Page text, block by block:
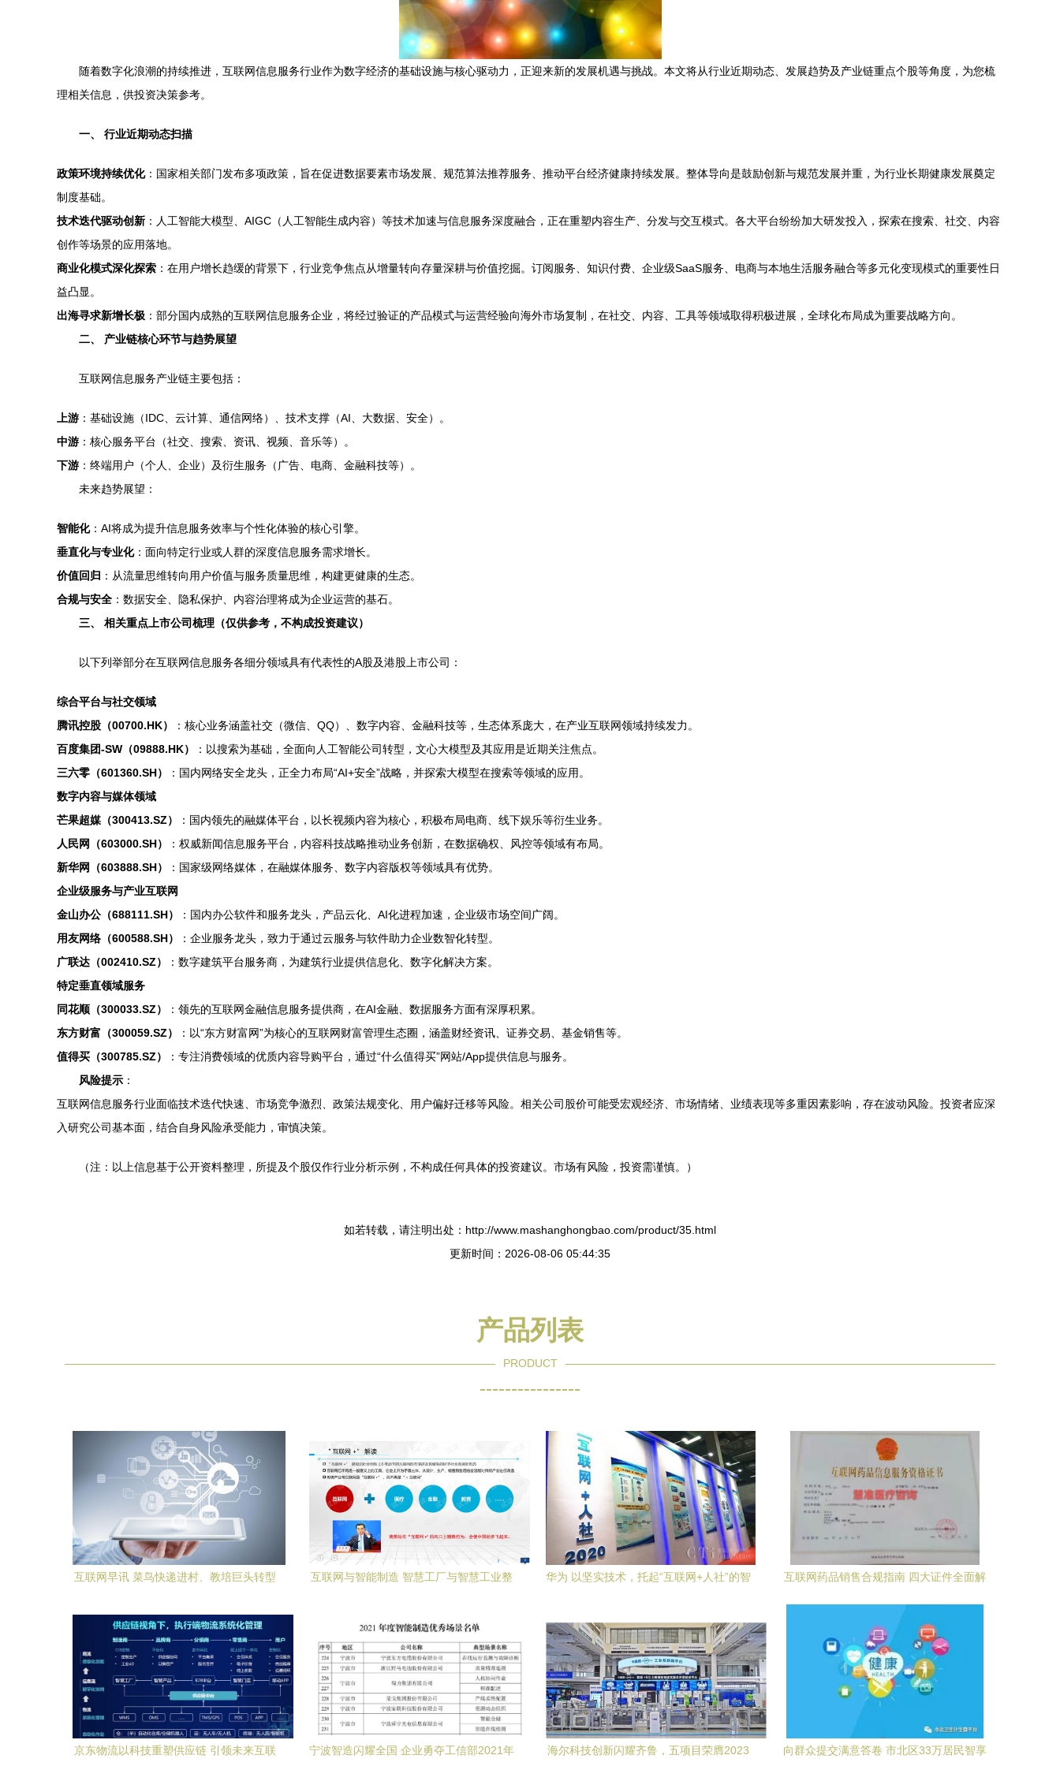
随着数字化浪潮的持续推进，互联网信息服务行业作为数字经济的基础设施与核心驱动力，正迎来新的发展机遇与挑战。本文将从行业近期动态、发展趋势及产业链重点个股等角度，为您梳
理相关信息，供投资决策参考。
一、 行业近期动态扫描
政策环境持续优化：国家相关部门发布多项政策，旨在促进数据要素市场发展、规范算法推荐服务、推动平台经济健康持续发展。整体导向是鼓励创新与规范发展并重，为行业长期健康发展奠定
制度基础。
技术迭代驱动创新 ：人工智能大模型、AIGC（人工智能生成内容）等技术加速与信息服务深度融合，正在重塑内容生产、分发与交互模式。各大平台纷纷加大研发投入，探索在搜索、社交、内容
创作等场景的应用落地。
商业化模式深化探索 ：在用户增长趋缓的背景下，行业竞争焦点从增量转向存量深耕与价值挖掘。订阅服务、知识付费、企业级SaaS服务、电商与本地生活服务融合等多元化变现模式的重要性日
益凸显。
出海寻求新增长极 ：部分国内成熟的互联网信息服务企业，将经过验证的产品模式与运营经验向海外市场复制，在社交、内容、工具等领域取得积极进展，全球化布局成为重要战略方向。
二、 产业链核心环节与趋势展望
互联网信息服务产业链主要包括：
上游 ：基础设施（IDC、云计算、通信网络）、技术支撑（AI、大数据、安全）。
中游 ：核心服务平台（社交、搜索、资讯、视频、音乐等）。
下游 ：终端用户（个人、企业）及衍生服务（广告、电商、金融科技等）。
未来趋势展望：
智能化：AI将成为提升信息服务效率与个性化体验的核心引擎。
垂直化与专业化：面向特定行业或人群的深度信息服务需求增长。
价值回归 ：从流量思维转向用户价值与服务质量思维，构建更健康的生态。
合规与安全 ：数据安全、隐私保护、内容治理将成为企业运营的基石。
三、 相关重点上市公司梳理（仅供参考，不构成投资建议）
以下列举部分在互联网信息服务各细分领域具有代表性的A股及港股上市公司：
综合平台与社交领域
腾讯控股（00700.HK）
：核心业务涵盖社交（微信、QQ）、数字内容、金融科技等，生态体系庞大，在产业互联网领域持续发力。
百度集团-SW（09888.HK）
：以搜索为基础，全面向人工智能公司转型，文心大模型及其应用是近期关注焦点。
三六零（601360.SH）
：国内网络安全龙头，正全力布局“AI+安全”战略，并探索大模型在搜索等领域的应用。
数字内容与媒体领域
芒果超媒（300413.SZ）
：国内领先的融媒体平台，以长视频内容为核心，积极布局电商、线下娱乐等衍生业务。
人民网（603000.SH）
：权威新闻信息服务平台，内容科技战略推动业务创新，在数据确权、风控等领域有布局。
新华网（603888.SH）
：国家级网络媒体，在融媒体服务、数字内容版权等领域具有优势。
企业级服务与产业互联网
金山办公（688111.SH）
：国内办公软件和服务龙头，产品云化、AI化进程加速，企业级市场空间广阔。
用友网络（600588.SH）
：企业服务龙头，致力于通过云服务与软件助力企业数智化转型。
广联达（002410.SZ）
：数字建筑平台服务商，为建筑行业提供信息化、数字化解决方案。
特定垂直领域服务
同花顺（300033.SZ）
：领先的互联网金融信息服务提供商，在AI金融、数据服务方面有深厚积累。
东方财富（300059.SZ）
：以“东方财富网”为核心的互联网财富管理生态圈，涵盖财经资讯、证券交易、基金销售等。
值得买（300785.SZ）
：专注消费领域的优质内容导购平台，通过“什么值得买”网站/App提供信息与服务。
风险提示 ：
互联网信息服务行业面临技术迭代快速、市场竞争激烈、政策法规变化、用户偏好迁移等风险。相关公司股价可能受宏观经济、市场情绪、业绩表现等多重因素影响，存在波动风险。投资者应深
入研究公司基本面，结合自身风险承受能力，审慎决策。
（注：以上信息基于公开资料整理，所提及个股仅作行业分析示例，不构成任何具体的投资建议。市场有风险，投资需谨慎。）
如若转载，请注明出处：http://www.mashanghongbao.com/product/35.html
更新时间：2026-08-06 05:44:35
产品列表
PRODUCT
----------------
互联网早讯 菜鸟快递进村、教培巨头转型
互联网与智能制造 智慧工厂与智慧工业整
华为 以坚实技术，托起“互联网+人社”的智
互联网药品销售合规指南 四大证件全面解
京东物流以科技重塑供应链 引领未来互联 宁波智造闪耀全国 企业勇夺工信部2021年 海尔科技创新闪耀齐鲁，五项目荣膺2023 向群众提交满意答卷 市北区33万居民智享